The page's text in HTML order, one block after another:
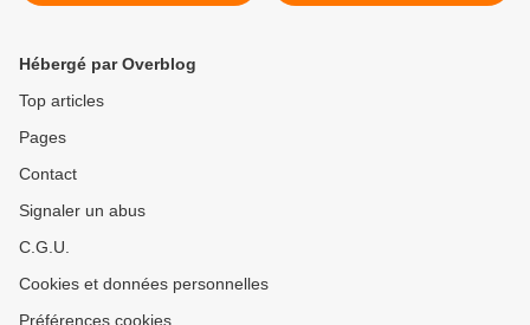
Hébergé par Overblog
Top articles
Pages
Contact
Signaler un abus
C.G.U.
Cookies et données personnelles
Préférences cookies